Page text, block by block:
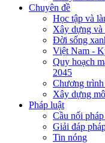
Chuyên đề
Học tập và
Xây dựng và
Đời sống
Việt Nam -
Quy hoạch
2045
Chương trình
Xây dựng
Pháp luật
Cầu nối
Giải đáp
Tin nóng